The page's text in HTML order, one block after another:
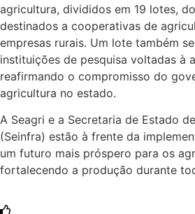
agricultura, divididos em 19 lotes,
destinados a cooperativas de
empresas rurais. Um lote também
instituições de pesquisa voltadas à
reafirmando o compromisso do
agricultura no estado.
A Seagri e a Secretaria de Estado
(Seinfra) estão à frente da
um futuro mais próspero para os
fortalecendo a produção durante